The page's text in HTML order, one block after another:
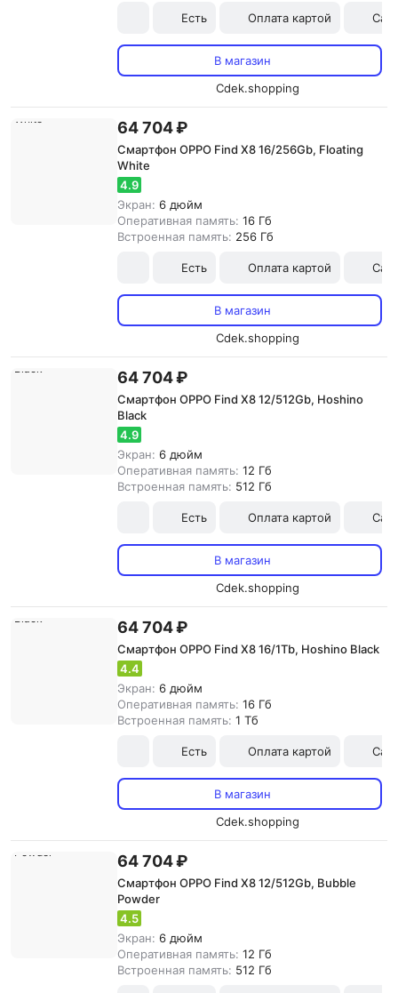
Есть Оплата картой
В магазин
Cdek.shopping
64 704 ₽
Смартфон OPPO Find X8 16/256Gb, Floating
White
4.9
Экран: 6 дюйм
Оперативная память: 16 Гб
Встроенная память: 256 Гб
Есть Оплата картой
В магазин
Cdek.shopping
64 704 ₽
Смартфон OPPO Find X8 12/512Gb, Hoshino
Black
4.9
Экран: 6 дюйм
Оперативная память: 12 Гб
Встроенная память: 512 Гб
Есть Оплата картой
В магазин
Cdek.shopping
64 704 ₽
Смартфон OPPO Find X8 16/1Tb, Hoshino Black
4.4
Экран: 6 дюйм
Оперативная память: 16 Гб
Встроенная память: 1 Тб
Есть Оплата картой
В магазин
Cdek.shopping
64 704 ₽
Смартфон OPPO Find X8 12/512Gb, Bubble
Powder
4.5
Экран: 6 дюйм
Оперативная память: 12 Гб
Встроенная память: 512 Гб